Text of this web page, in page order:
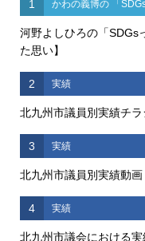
1 かわの義博の 「
河野よしひろの「SDGs
た思い】
2 実績
北九州市議員別実績チラ
3 実績
北九州市議員別実績動画
4 実績
北九州市議会における実